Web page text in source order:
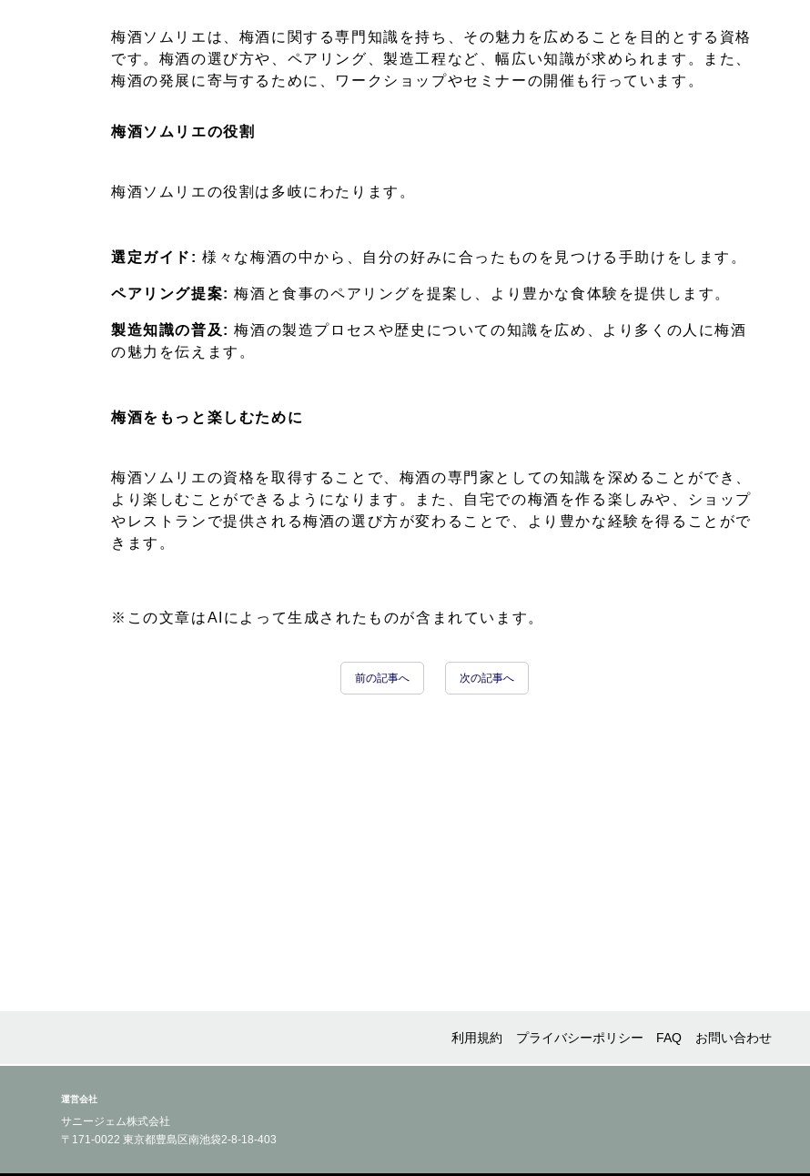
梅酒ソムリエは、梅酒に関する専門知識を持ち、その魅力を広めることを目的とする資格
です。梅酒の選び方や、ペアリング、製造工程など、幅広い知識が求められます。また、
梅酒の発展に寄与するために、ワークショップやセミナーの開催も行っています。
梅酒ソムリエの役割
梅酒ソムリエの役割は多岐にわたります。
選定ガイド: 様々な梅酒の中から、自分の好みに合ったものを見つける手助けをします。
ペアリング提案: 梅酒と食事のペアリングを提案し、より豊かな食体験を提供します。
製造知識の普及: 梅酒の製造プロセスや歴史についての知識を広め、より多くの人に梅酒
の魅力を伝えます。
梅酒をもっと楽しむために
梅酒ソムリエの資格を取得することで、梅酒の専門家としての知識を深めることができ、
より楽しむことができるようになります。また、自宅での梅酒を作る楽しみや、ショップ
やレストランで提供される梅酒の選び方が変わることで、より豊かな経験を得ることがで
きます。
※この文章はAIによって生成されたものが含まれています。
前の記事へ 次の記事へ
利用規約 プライバシーポリシー FAQ お問い合わせ
運営会社
サニージェム株式会社
〒171-0022 東京都豊島区南池袋2-8-18-403